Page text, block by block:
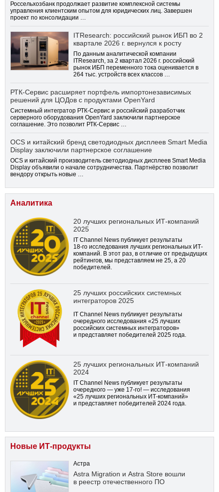
Россельхозбанк продолжает развитие комплексной системы
управления клиентским опытом для юридических лиц. Завершен
проект по консолидации …
ITResearch: российский рынок ИБП во 2
квартале 2026 г. вернулся к росту
По данным аналитической компании
ITResearch, за 2 квартал 2026 г. российский
рынок ИБП переменного тока оценивается в
264 тыс. устройств всех классов …
РТК-Сервис расширяет портфель импортонезависимых
решений для ЦОДов с продуктами OpenYard
Системный интегратор РТК-Сервис и российский разработчик
серверного оборудования OpenYard заключили партнерское
соглашение. Это позволит РТК-Сервис …
OCS и китайский бренд светодиодных дисплеев Smart Media
Display заключили партнерское соглашение
OCS и китайский производитель светодиодных дисплеев Smart Media
Display объявили о начале сотрудничества. Партнёрство позволит
вендору открыть новые …
Аналитика
20 лучших региональных ИТ-компаний
2025
IT Channel News публикует результаты
18-го исследования лучших региональных ИТ-
компаний. В этот раз, в отличие от предыдущих
рейтингов, мы представляем не 25, а 20
победителей.
25 лучших российских системных
интеграторов 2025
IT Channel News публикует результаты
очередного исследования «25 лучших
российских системных интеграторов»
и представляет победителей 2025 года.
25 лучших региональных ИТ-компаний
2024
IT Channel News публикует результаты
очередного — уже 17-го! — исследования
«25 лучших региональных ИТ-компаний»
и представляет победителей 2024 года.
Новые ИТ-продукты
Астра
Astra Migration и Astra Store вошли
в реестр отечественного ПО